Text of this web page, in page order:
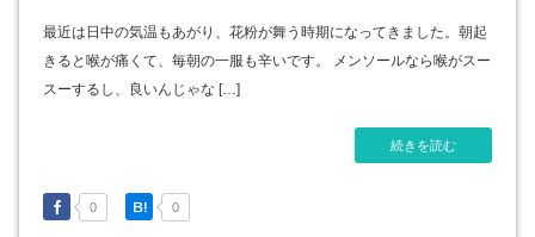
最近は日中の気温もあがり、花粉が舞う時期になってきました。朝起
きると喉が痛くて、毎朝の一服も辛いです。 メンソールなら喉がスー
スーするし、良いんじゃな […]
続きを読む
0 0